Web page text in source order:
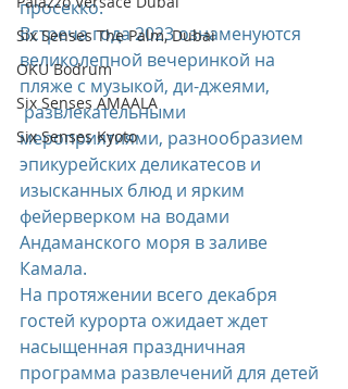
Six Senses The Palm, Dubai
OKU Bodrum
Six Senses AMAALA
Six Senses Kyoto
просекко.
Встреча года 2023 ознаменуются
великолепной вечеринкой на
пляже с музыкой, ди-джеями,
развлекательными
мероприятиями, разнообразием
эпикурейских деликатесов и
изысканных блюд и ярким
фейерверком на водами
Андаманского моря в заливе
Камала.
На протяжении всего декабря
гостей курорта ожидает ждет
насыщенная праздничная
программа развлечений для детей